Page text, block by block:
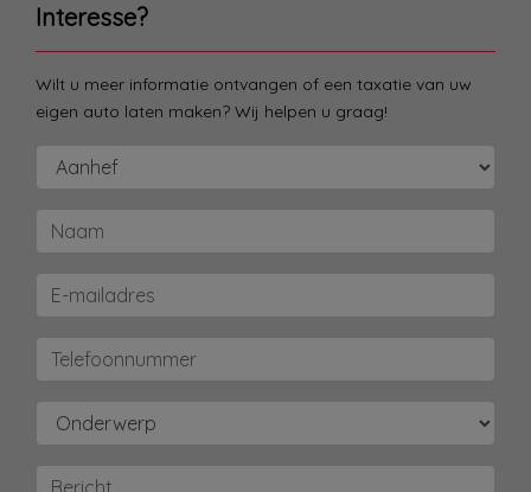
Interesse?
Wilt u meer informatie ontvangen of een taxatie van uw
eigen auto laten maken? Wij helpen u graag!